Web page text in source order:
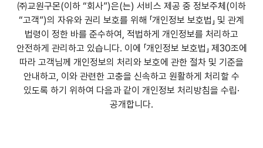
㈜교원구몬(이하 “회사”)은(는) 서비스 제공 중 정보주체(이하
“고객”)의 자유와 권리 보호를 위해 「개인정보 보호법」 및 관계
법령이 정한 바를 준수하여, 적법하게 개인정보를 처리하고
안전하게 관리하고 있습니다. 이에 「개인정보 보호법」 제30조에
따라 고객님께 개인정보의 처리와 보호에 관한 절차 및 기준을
안내하고, 이와 관련한 고충을 신속하고 원활하게 처리할 수
있도록 하기 위하여 다음과 같이 개인정보 처리방침을 수립·
공개합니다.